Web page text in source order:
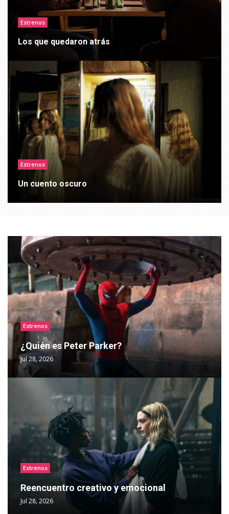
Estrenos
Los que quedaron atrás
Estrenos
Un cuento oscuro
Estrenos
¿Quién es Peter Parker?
Jul 28, 2026
Estrenos
Reencuentro creativo y emocional
Jul 28, 2026